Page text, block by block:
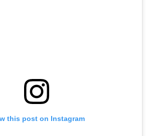
this post on Instagram